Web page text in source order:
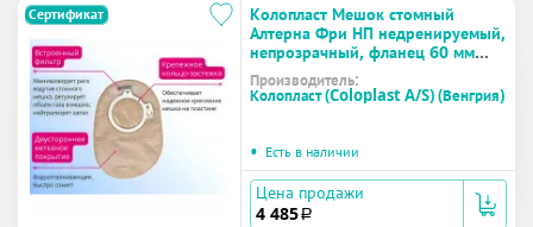
Сертификат
Колопласт Мешок стомный
Алтерна Фри НП недренируемый,
непрозрачный, фланец 60 мм
(17652) №30
Производитель:
Колопласт (Coloplast A/S) (Венгрия)
• Есть в наличии
Цена продажи
4 485 a